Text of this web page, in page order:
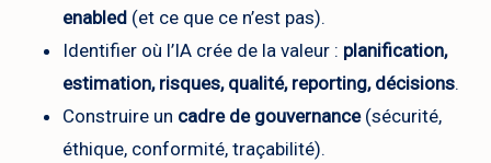
enabled (et ce que ce n’est pas).
Identifier où l’IA crée de la valeur : planification,
estimation, risques, qualité, reporting, décisions.
Construire un cadre de gouvernance(sécurité,
éthique, conformité, traçabilité).